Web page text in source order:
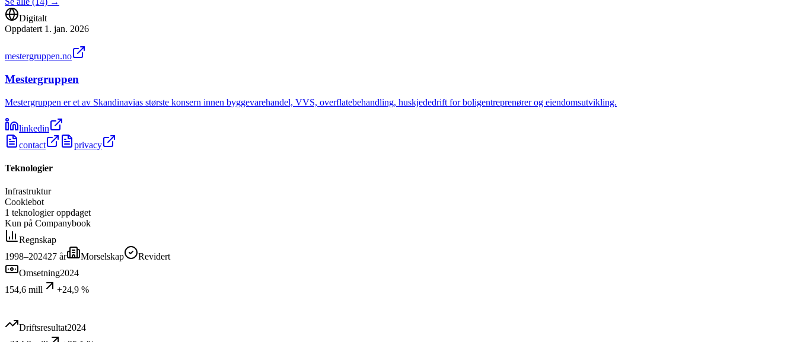
Digitalt
Oppdatert 1. jan. 2026
mestergruppen.no
Mestergruppen
Mestergruppen er et av Skandinavias største konsern innen byggevarehandel, VVS, overflatebehandling, huskjededrift for boligentreprenører og eiendomsutvikling.
linkedin
contact
privacy
Teknologier
Infrastruktur
Cookiebot
1 teknologier oppdaget
Kun på Companybook
Regnskap
1998–202427 år Morselskap
Revidert
Omsetning2024
154,6 mill
+24,9 %
Driftsresultat2024